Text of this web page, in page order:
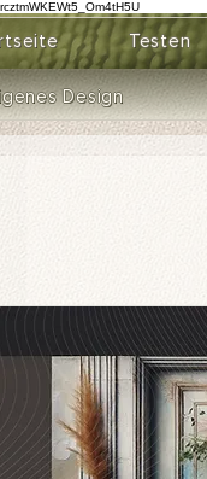
Testen
Design